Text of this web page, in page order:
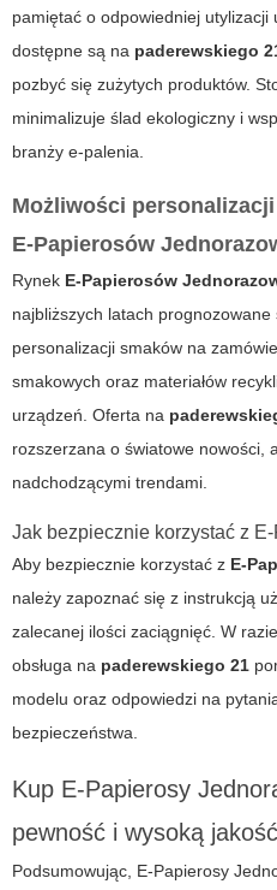
pamiętać o odpowiedniej
dostępne są na paderewskiego
pozbyć się zużytych produktów.
minimalizuje ślad ekologiczny i
branży e-palenia.
Możliwości
E-Papierosów
Rynek E-Papierosów
najbliższych latach
personalizacji smaków na
smakowych oraz materiałów
urządzeń. Oferta na
rozszerzana o światowe nowości,
nadchodzącymi trendami.
Jak bezpiecznie korzystać z
Aby bezpiecznie korzystać z E-
należy zapoznać się z instrukcją
zalecanej ilości zaciągnięć. W
obsługa na paderewskiego 21
modelu oraz odpowiedzi na
bezpieczeństwa.
Kup E-Papierosy
pewność i wysoką
Podsumowując, E-Papierosy